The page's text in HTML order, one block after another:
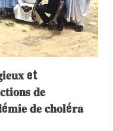
et
𝐝𝐞
𝐝𝐞 𝐜𝐡𝐨𝐥é𝐫𝐚